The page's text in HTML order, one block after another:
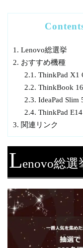
1. Lenovo総選挙
2. おすすめ機種
2.1. ThinkPad X1
2.2. ThinkBook
2.3. IdeaPad Slim
2.4. ThinkPad
3. 関連リンク
Lenovo総選